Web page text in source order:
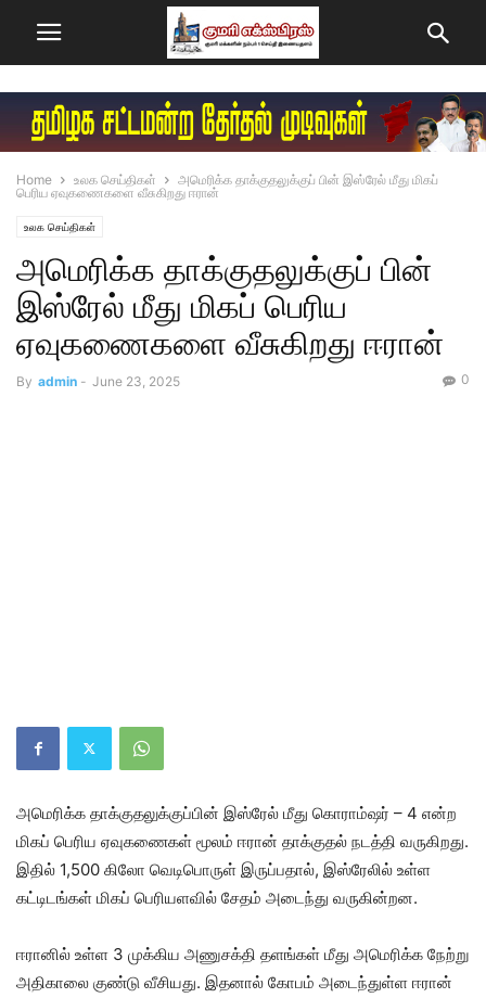
Home உலக செய்திகள்
அமெரிக்க தாக்குதலுக்குப் பின் இஸ்ரேல் மீது மிகப்
பெரிய ஏவுகணைகளை வீசுகிறது ஈரான்
உலக செய்திகள்
அமெரிக்க தாக்குதலுக்குப் பின்
இஸ்ரேல் மீது மிகப் பெரிய
ஏவுகணைகளை வீசுகிறது ஈரான்
By admin - June 23, 2025 0
அமெரிக்க தாக்குதலுக்குப்பின் இஸ்ரேல் மீது கொராம்ஷர் – 4 என்ற
மிகப் பெரிய ஏவுகணைகள் மூலம் ஈரான் தாக்குதல் நடத்தி வருகிறது.
இதில் 1,500 கிலோ வெடிபொருள் இருப்பதால், இஸ்ரேலில் உள்ள
கட்டிடங்கள் மிகப் பெரியளவில் சேதம் அடைந்து வருகின்றன.
ஈரானில் உள்ள 3 முக்கிய அணுசக்தி தளங்கள் மீது அமெரிக்க நேற்று
அதிகாலை குண்டு வீசியது. இதனால் கோபம் அடைந்துள்ள ஈரான்